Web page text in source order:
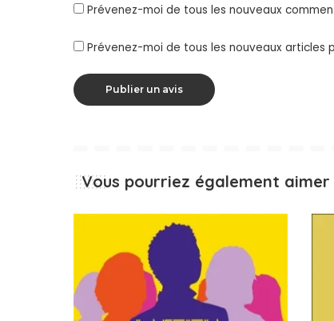
Prévenez-moi de tous les nouveaux
Prévenez-moi de tous les nouveaux articles
Vous pourriez également aimer